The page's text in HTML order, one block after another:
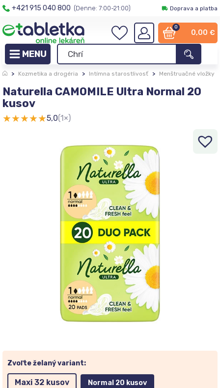
+421 915 040 800 (Denne: 7:00-21:00) Doprava a platba
0
0,00 €
> Kozmetika a drogéria > Intímna starostlivosť > Menštruačné vložky
Naturella CAMOMILE Ultra Normal 20
kusov
★★★★★5,0(1×)
Zvoľte želaný variant:
Maxi 32 kusov Normal 20 kusov